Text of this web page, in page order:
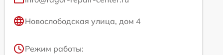
Новослободская улица, дом 4
Режим работы: